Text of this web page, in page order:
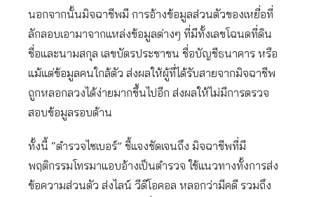
นอกจากนั้นมิจฉาชีพมี การอ้างข้อมูลส่วนตัวของเหยื่อที่
ลักลอบเอามาจากแหล่งข้อมูลต่างๆ ที่มีทั้งเลขโฉนดที่ดิน
ชื่อและนามสกุล เลขบัตรประชาชน ชื่อบัญชีธนาคาร หรือ
แม้แต่ข้อมูลคนใกล้ตัว ส่งผลให้ผู้ที่ได้รับสายจากมิจฉาชีพ
ถูกหลอกลวงได้ง่ายมากขึ้นไปอีก ส่งผลให้ไม่มีการตรวจ
สอบข้อมูลรอบด้าน
ทั้งนี้ “ตำรวจไซเบอร์” ชี้แจงชัดเจนถึง มิจฉาชีพที่มี
พฤติกรรมโทรมาแอบอ้างเป็นตำรวจ ใช้แนวทางทั้งการส่ง
ข้อความส่วนตัว ส่งไลน์ วีดีโอคอล หลอกว่ามีคดี รวมถึง